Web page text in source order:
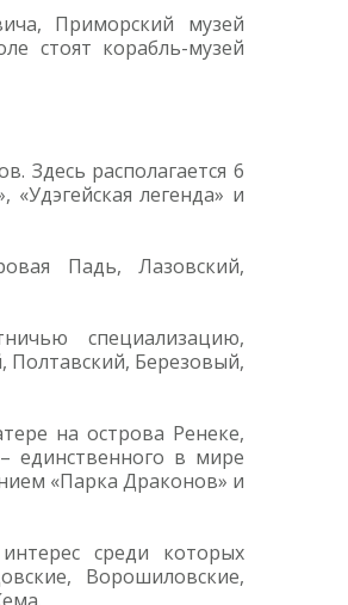
Приморский музей
стоят корабль-музей
Здесь располагается 6
легенда» и
Падь, Лазовский,
специализацию,
Полтавский, Березовый,
на острова Ренеке,
единственного в мире
«Парка Драконов» и
среди которых
Ворошиловские,